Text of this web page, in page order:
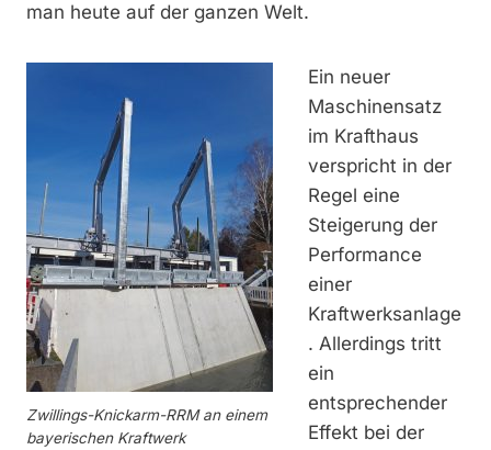
man heute auf der ganzen Welt.
Zwillings-Knickarm-RRM an einem
bayerischen Kraftwerk
Ein neuer
Maschinensatz
im Krafthaus
verspricht in der
Regel eine
Steigerung der
Performance
einer
Kraftwerksanlage
. Allerdings tritt
ein
entsprechender
Effekt bei der